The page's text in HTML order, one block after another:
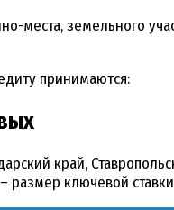
места, земельного
принимаются:
край,
размер ключевой